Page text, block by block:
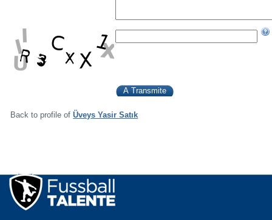
Back to profile of Üveys Yasir Satık